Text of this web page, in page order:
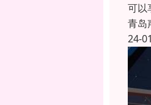
可以
青岛
24-